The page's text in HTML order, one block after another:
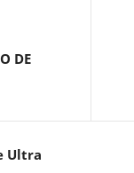
DE
Ultra